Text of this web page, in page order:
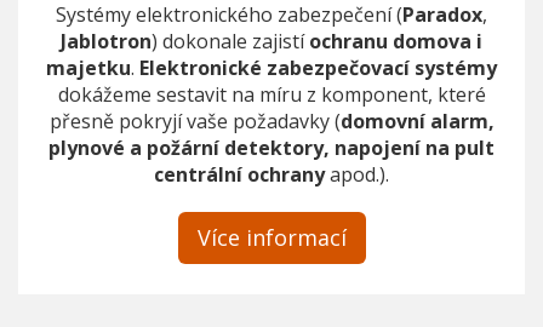
Systémy elektronického zabezpečení (Paradox,
Jablotron) dokonale zajistíochranu domova i
majetku. Elektronické zabezpečovací systémy
dokážeme sestavit na míru z komponent, které
přesně pokryjí vaše požadavky (domovní alarm,
plynové a požární detektory, napojení na pult
centrální ochranyapod.).
Více informací